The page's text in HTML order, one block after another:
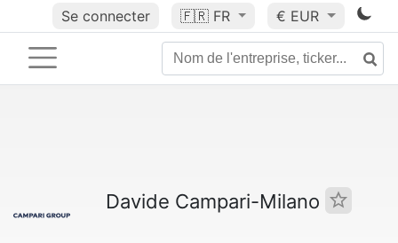
Se connecter 🇫🇷 FR € EUR
Davide Campari-Milano